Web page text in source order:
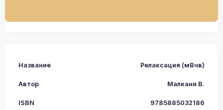
Название Релаксация (мВчв)
Автор Малкани В.
ISBN 9785885032186